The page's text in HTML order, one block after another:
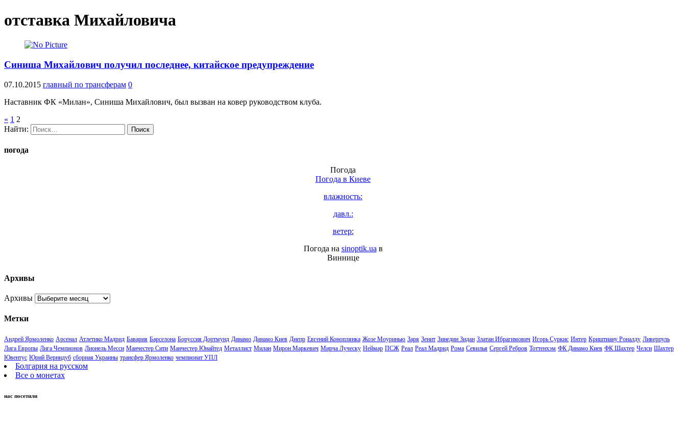
отставка Михайловича
Синиша Михайлович получил последнее, китайское предупреждение
07.10.2015 главный по трансферам 0
Наставник ФК «Милан», Синиша Михайлович, был вызван на ковер руководством клуба.
« 1 2
Найти:
погода
Погода
Погода в Киеве
влажность:
давл.:
ветер:
Погода на sinoptik.ua в
Виннице
Архивы
Архивы
Метки
Андрей Ярмоленко Арсенал Атлетико Мадрид Бавария Барселона Боруссия Дортмунд Динамо Динамо Киев Днепр Евгений Коноплянка Жозе Моуринью Заря Зенит Зинедин Зидан Златан Ибрагимович Игорь Суркис Интер Криштиану Роналду Ливерпуль
Лига Европы Лига Чемпионов Лионель Месси Манчестер Сити Манчестер Юнайтед Металлист Милан Мирон Маркевич Мирча Луческу Неймар ПСЖ Реал Реал Мадрид Рома Севилья Сергей Ребров Тоттенхэм ФК Динамо Киев ФК Шахтер Челси Шахтер
Ювентус Юрий Вернидуб сборная Украины трансфер Ярмоленко чемпионат УПЛ
Болгария на русском
Все о монетах
нас посетили